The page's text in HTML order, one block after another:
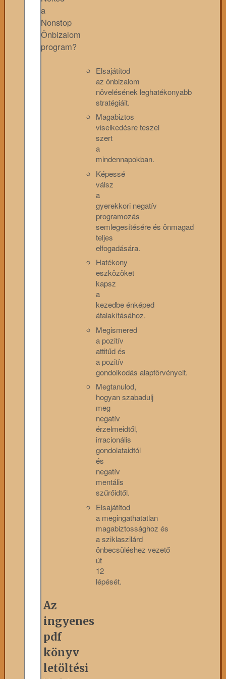
a
Nonstop
Önbizalom
program?
Elsajátítod
az önbizalom
növelésének leghatékonyabb
stratégiáit.
Magabiztos
viselkedésre teszel
szert
a
mindennapokban.
Képessé
válsz
a
gyerekkori negatív
programozás
semlegesítésére és önmagad
teljes
elfogadására.
Hatékony
eszközöket
kapsz
a
kezedbe énképed
átalakításához.
Megismered
a pozitív
attitűd és
a pozitív
gondolkodás alaptörvényeit.
Megtanulod,
hogyan szabadulj
meg
negatív
érzelmeidtől,
irracionális
gondolataidtól
és
negatív
mentális
szűrőidtől.
Elsajátítod
a megingathatatlan
magabiztossághoz és
a sziklaszilárd
önbecsüléshez vezető
út
12
lépését.
Az
ingyenes
pdf
könyv
letöltési